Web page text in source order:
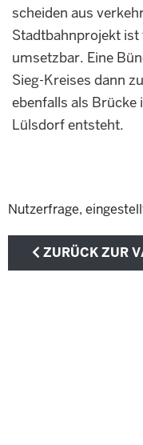
scheiden aus
Stadtbahnprojekt
umsetzbar. Eine
Sieg-Kreises dann
ebenfalls als
Lülsdorf entsteht.
Nutzerfrage,
ZURÜCK ZUR